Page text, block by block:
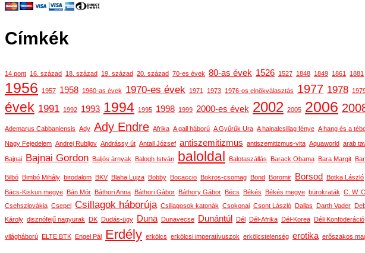
Címkék
14 pont 16. század 18. század 19. század 20. század 70-es évek 80-as évek 1526 1527 1848 1849 1861 1881
1956 1957 1958 1960-as évek 1970-es évek 1971 1973 1976-os elnökválasztás 1977 1978
évek 1991 1992 1993 1994 1995 1998 1999 2000-es évek 2002 2005 2006
Ademarus Cabbaniensis Ady Ady Endre Afrika A gall háború A Gyűrűk Ura A hajnalcsillag fénye A hang és a
Nagy Fejedelem Andrej Rubljov Andrássy út Antall József antiszemitizmus antiszemitizmus-vita Aquaworld arab
Bajnai Bajnai Gordon Baljós árnyak Balogh István baloldal Balotaszállás Barack Obama Bara Margit
Bilbó Bimbó Mihály birodalom BKV Blaha Lujza Bobby Bocaccio Bokros-csomag Bond Boromir Borsod Botka László
Bács-Kiskun megye Bán Mór Báthori Anna Báthori Gábor Báthory Gábor Bécs Békés Békés megye bürokraták C. W.
Csehszlovákia Csepel Csillagok háborúja Csillagosok katonák Csokonai Csont László Dallas Darth Vader
Károly disznófejű nagyurak DK Dudás-ügy Duna Dunavecse Dunántúl Dél Dél-Afrika Dél-Korea Déli Konföderáció
világháború ELTE BTK Engel Pál Erdély erkölcs erkölcsi imperatívuszok erkölcstelenség erotika erőszakos